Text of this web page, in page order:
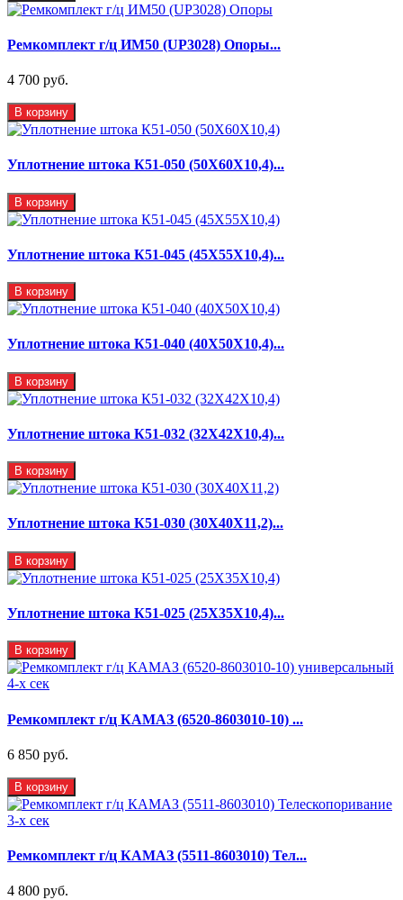
Ремкомплект г/ц ИМ50 (UP3028) Опоры...
4 700 руб.
В корзину
Уплотнение штока К51-050 (50Х60Х10,4)...
В корзину
Уплотнение штока К51-045 (45Х55Х10,4)...
В корзину
Уплотнение штока К51-040 (40Х50Х10,4)...
В корзину
Уплотнение штока К51-032 (32Х42Х10,4)...
В корзину
Уплотнение штока К51-030 (30Х40Х11,2)...
В корзину
Уплотнение штока К51-025 (25Х35Х10,4)...
В корзину
Ремкомплект г/ц КАМАЗ (6520-8603010-10) ...
6 850 руб.
В корзину
Ремкомплект г/ц КАМАЗ (5511-8603010) Тел...
4 800 руб.